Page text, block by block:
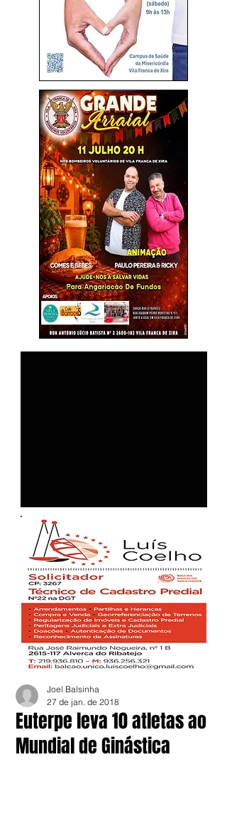
Euterpe leva 10 atletas ao
Mundial de Ginástica
Joel Balsinha
27 de jan. de 2018